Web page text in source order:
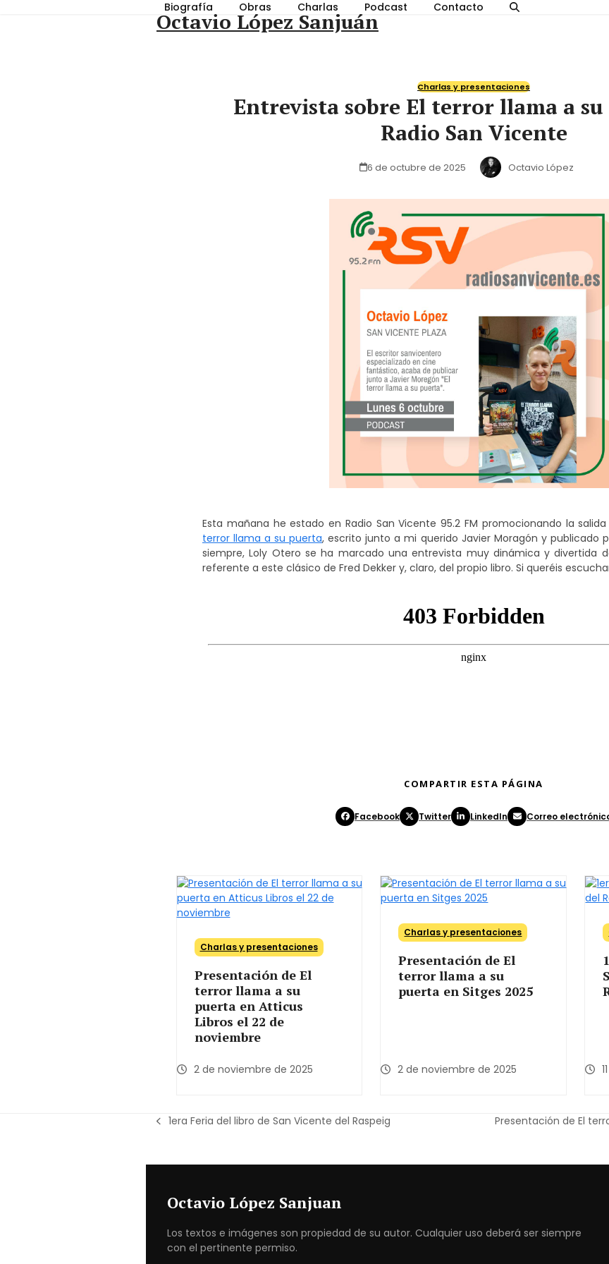
Octavio López Sanjuán
Biografía Obras Charlas Podcast Contacto
Charlas y presentaciones
Entrevista sobre El terror llama a
Radio San Vicente
6 de octubre de 2025 Octavio López
Esta mañana he estado en Radio San Vicente 95.2 FM promocionando la
terror llama a su puerta, escrito junto a mi querido Javier Moragón y publicado
siempre,Loly Otero se ha marcado una entrevista muy dinámica y divertida
referente a este clásico de Fred Dekker y, claro, del propio libro. Si queréis
COMPARTIR ESTA PÁGINA
Facebook Twitter LinkedIn Correo
Charlas y presentaciones
Presentación de El
terror llama a su
puerta en Atticus
Libros el 22 de
noviembre
2 de noviembre de 2025
Charlas y presentaciones
Presentación de El
terror llama a su
puerta en Sitges 2025
2 de noviembre de 2025
previous
1era Feria del libro de San Vicente del Raspeig
next
Presentación de El
Octavio López Sanjuan
Los textos e imágenes son propiedad de su autor. Cualquier uso deberá ser siempre
con el pertinente permiso.